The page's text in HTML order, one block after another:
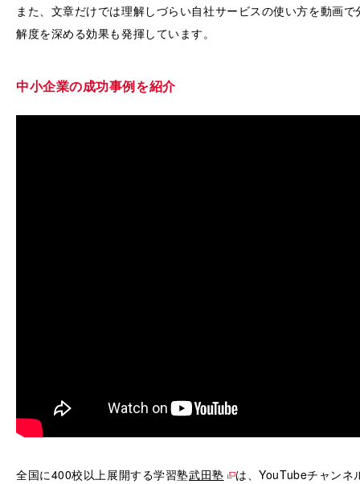
また、文章だけでは理解しづらい自社サービスの使い方を動画
解度を深める効果も発揮しています。
中小企業の成功事例を紹介
全国に400校以上展開する学習塾武田塾
は、YouTubeチャンネ